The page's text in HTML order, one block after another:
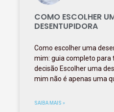
COMO ESCOLHER
DESENTUPIDORA
Como escolher uma
mim: guia completo para
decisão Escolher uma
mim não é apenas uma
SAIBA MAIS »